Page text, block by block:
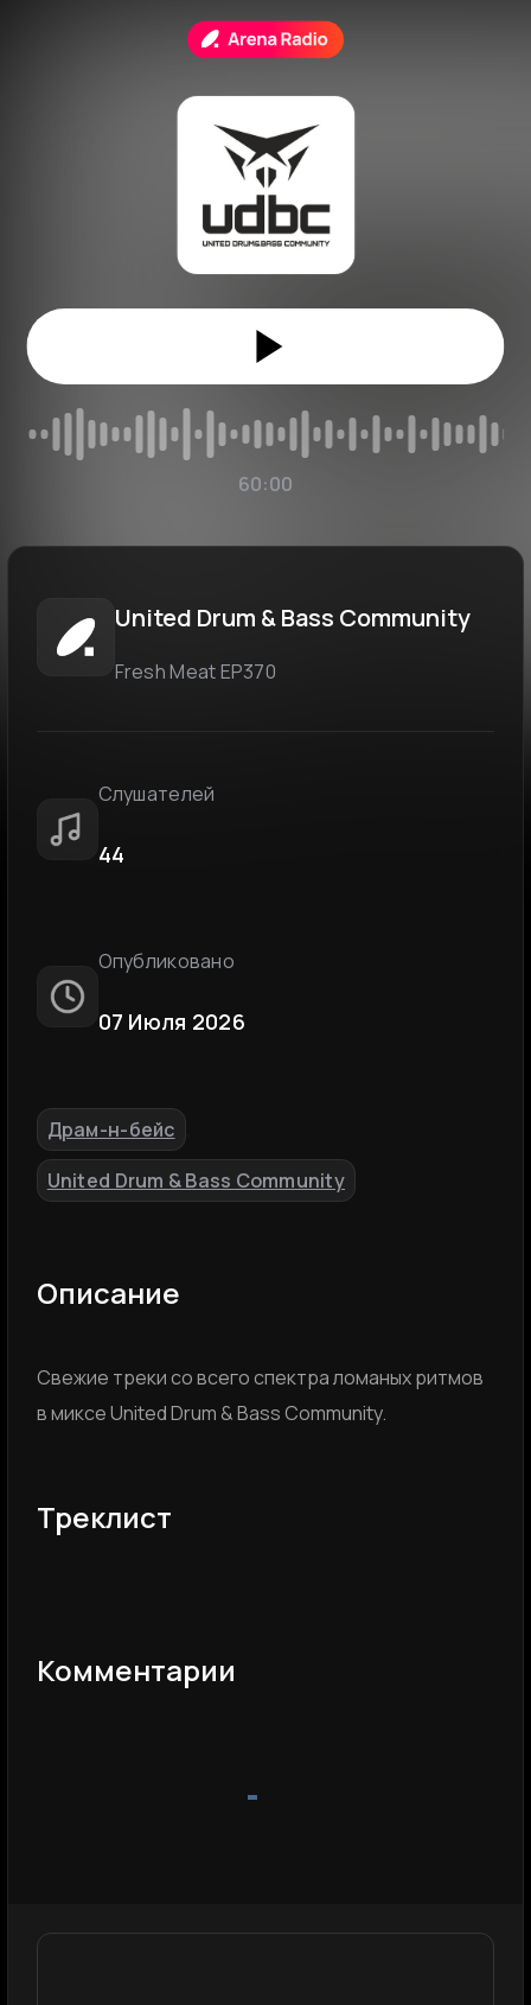
60:00
United Drum & Bass Community
Fresh Meat EP370
Слушателей
44
Опубликовано
07 Июля 2026
Драм-н-бейс
United Drum & Bass Community
Описание
Свежие треки со всего спектра ломаных ритмов
в миксе United Drum & Bass Community.
Треклист
Комментарии